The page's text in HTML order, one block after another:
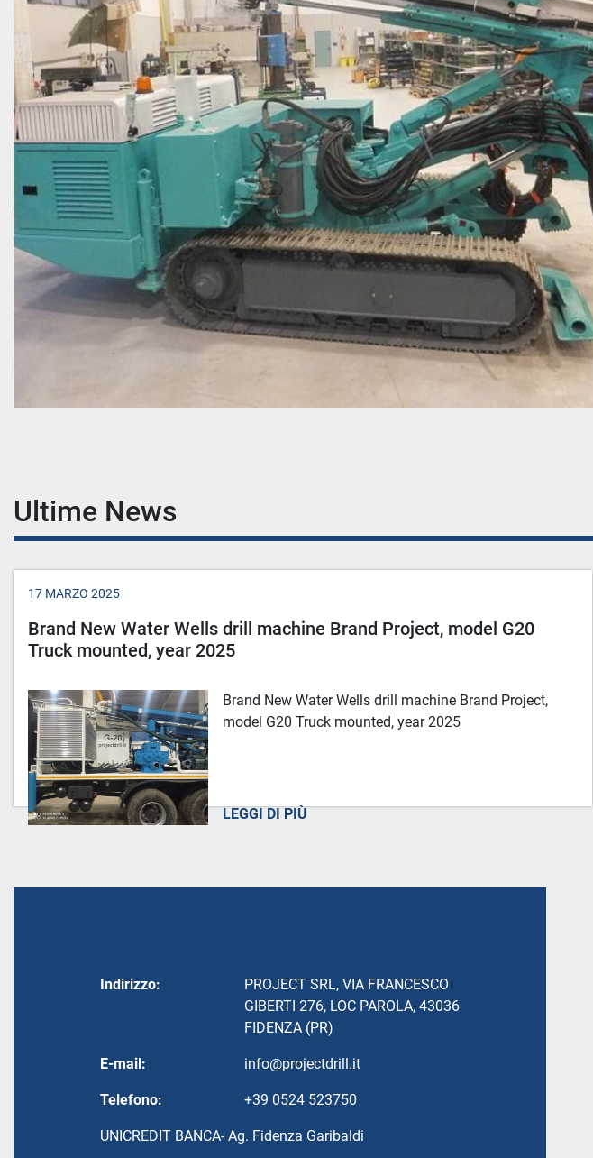
Ultime News
17 MARZO 2025
Brand New Water Wells drill machine Brand Project, model G20
Truck mounted, year 2025
Brand New Water Wells drill machine Brand Project,
model G20 Truck mounted, year 2025
LEGGI DI PIÙ
Indirizzo:
PROJECT SRL, VIA FRANCESCO
GIBERTI 276, LOC PAROLA, 43036
FIDENZA (PR)
E-mail: info@projectdrill.it
Telefono: +39 0524 523750
UNICREDIT BANCA- Ag. Fidenza Garibaldi